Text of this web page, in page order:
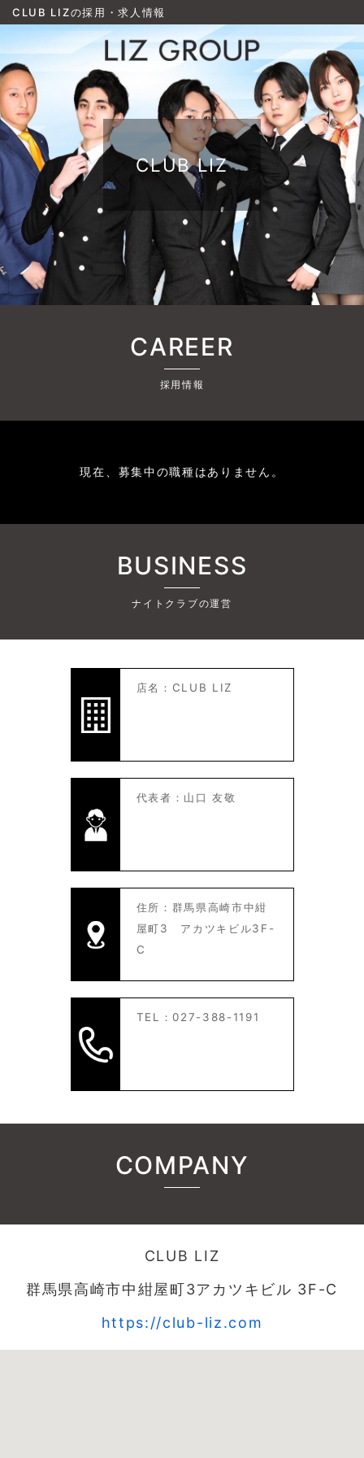
CLUB LIZの採用・求人情報
CLUB LIZ
CAREER
採用情報
現在、募集中の職種はありません。
BUSINESS
ナイトクラブの運営
店名：CLUB LIZ
代表者：山口 友敬
住所：群馬県高崎市中紺
屋町3 アカツキビル3F-
C
TEL：027-388-1191
COMPANY
CLUB LIZ
群馬県高崎市中紺屋町3アカツキビル 3F-C
https://club-liz.com